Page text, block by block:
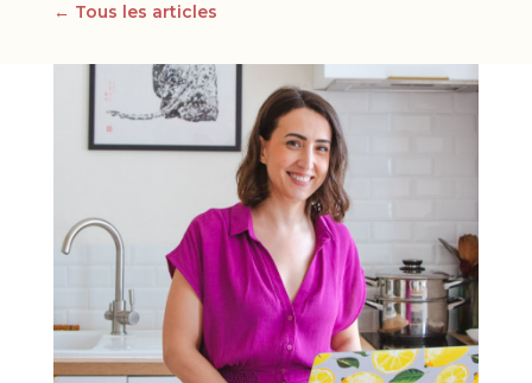
← Tous les articles